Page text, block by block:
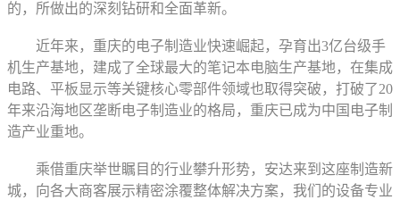
的，所做出的深刻钻研和全面革新。
近年来，重庆的电子制造业快速崛起，孕育出3亿台级手
机生产基地，建成了全球最大的笔记本电脑生产基地，在集成
电路、平板显示等关键核心零部件领域也取得突破，打破了20
年来沿海地区垄断电子制造业的格局，重庆已成为中国电子制
造产业重地。
乘借重庆举世瞩目的行业攀升形势，安达来到这座制造新
城，向各大商客展示精密涂覆整体解决方案，我们的设备专业